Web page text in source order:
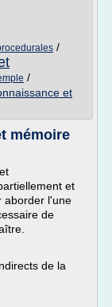
/
/
et
mémoire
et
aborder l'une
de
de la